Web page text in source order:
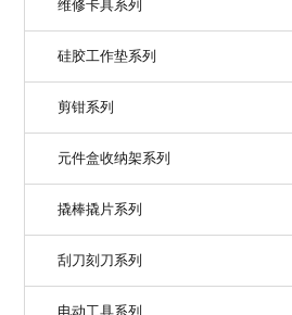
维修卡具系列
硅胶工作垫系列
剪钳系列
元件盒收纳架系列
撬棒撬片系列
刮刀刻刀系列
电动工具系列